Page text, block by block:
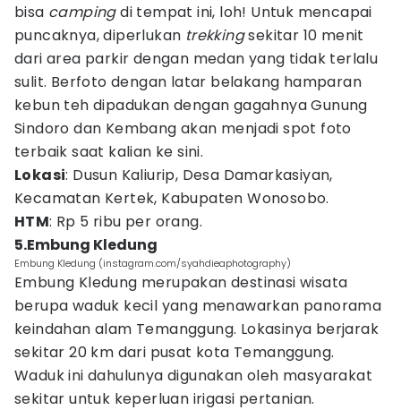
bisa campingdi tempat ini, loh! Untuk mencapai
puncaknya, diperlukan trekkingsekitar 10 menit
dari area parkir dengan medan yang tidak terlalu
sulit. Berfoto dengan latar belakang hamparan
kebun teh dipadukan dengan gagahnya Gunung
Sindoro dan Kembang akan menjadi spot foto
terbaik saat kalian ke sini.
Lokasi: Dusun Kaliurip, Desa Damarkasiyan,
Kecamatan Kertek, Kabupaten Wonosobo.
HTM: Rp 5 ribu per orang.
5.Embung Kledung
Embung Kledung (instagram.com/syahdieaphotography)
Embung Kledung merupakan destinasi wisata
berupa waduk kecil yang menawarkan panorama
keindahan alam Temanggung. Lokasinya berjarak
sekitar 20 km dari pusat kota Temanggung.
Waduk ini dahulunya digunakan oleh masyarakat
sekitar untuk keperluan irigasi pertanian.